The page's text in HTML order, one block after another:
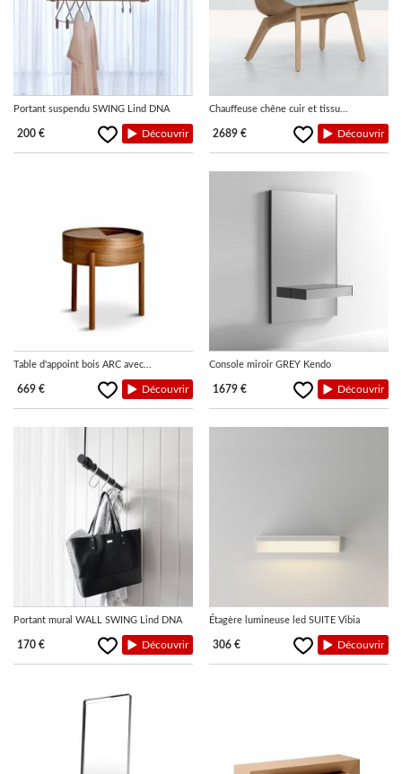
LUMINAIRES
MARQUES
Portant suspendu SWING Lind DNA
200 € Découvrir
Chauffeuse chêne cuir et tissu...
2689 € Découvrir
Table d'appoint bois ARC avec...
669 € Découvrir
Console miroir GREY Kendo
1679 € Découvrir
Portant mural WALL SWING Lind DNA
170 € Découvrir
Étagère lumineuse led SUITE Vibia
306 € Découvrir